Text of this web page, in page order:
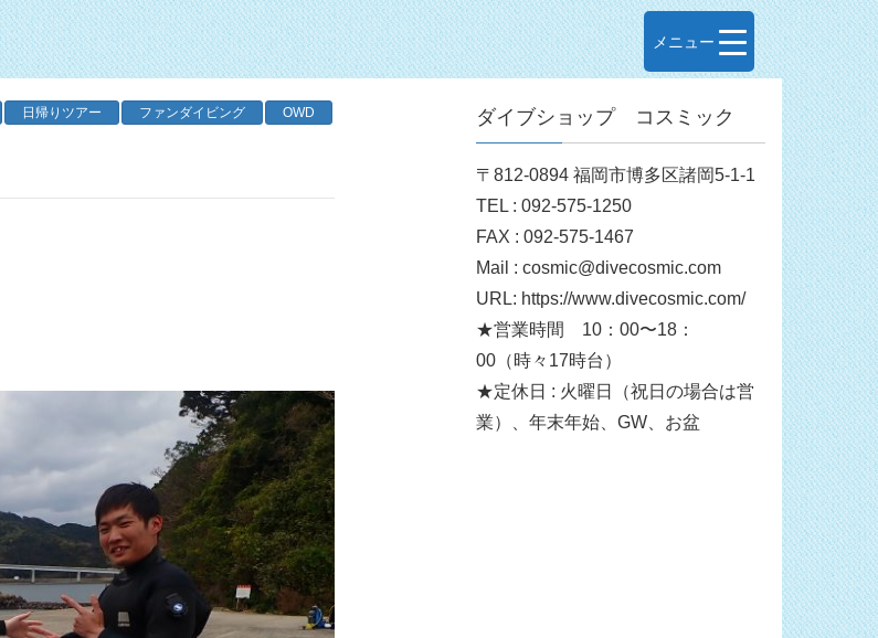
メニュー
OWD
ファンダイビング
日帰りツアー ダイブショップ コスミック
〒812-0894 福岡市博多区諸岡5-1-1
TEL : 092-575-1250
FAX : 092-575-1467
Mail : cosmic@divecosmic.com
URL: https://www.divecosmic.com/
★営業時間 10：00〜18：
00（時々17時台）
★定休日 : 火曜日（祝日の場合は営
業）、年末年始、GW、お盆